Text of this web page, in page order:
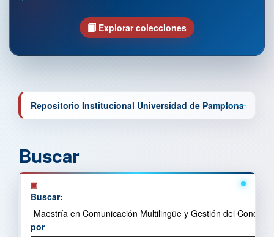
Explorar colecciones
Repositorio Institucional Universidad de Pamplona
Buscar
Buscar:
por